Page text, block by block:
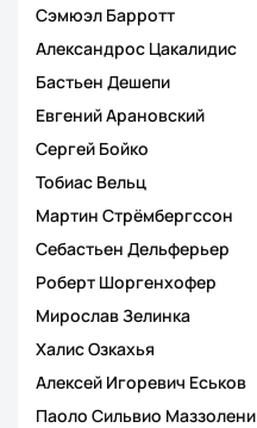
Сэмюэл Барротт
Александрос Цакалидис
Бастьен Дешепи
Евгений Арановский
Сергей Бойко
Тобиас Вельц
Мартин Стрёмбергссон
Себастьен Дельферьер
Роберт Шоргенхофер
Мирослав Зелинка
Халис Озкахья
Алексей Игоревич Еськов
Паоло Сильвио Маззолени